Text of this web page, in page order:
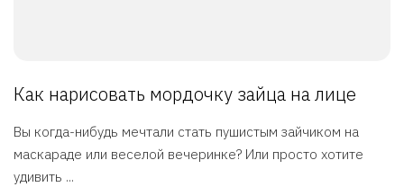
Как нарисовать мордочку зайца на лице
Вы когда-нибудь мечтали стать пушистым зайчиком на
маскараде или веселой вечеринке? Или просто хотите
удивить ...